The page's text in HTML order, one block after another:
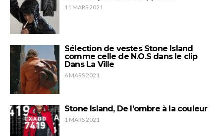
11 MARS 2021
Sélection de vestes Stone Island
comme celle de N.O.S dans le clip
Dans La Ville
6 MARS 2021
Stone Island, De l’ombre à la couleur
1 MARS 2021